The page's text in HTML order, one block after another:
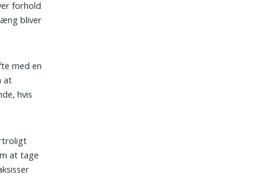
forhold
bliver
med en
at
hvis
at tage